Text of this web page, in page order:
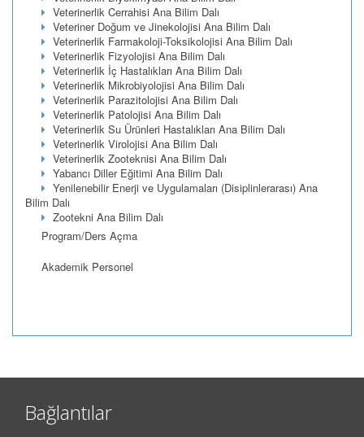
Veterinerlik Cerrahisi Ana Bilim Dalı
Veteriner Doğum ve Jinekolojisi Ana Bilim Dalı
Veterinerlik Farmakoloji-Toksikolojisi Ana Bilim Dalı
Veterinerlik Fizyolojisi Ana Bilim Dalı
Veterinerlik İç Hastalıkları Ana Bilim Dalı
Veterinerlik Mikrobiyolojisi Ana Bilim Dalı
Veterinerlik Parazitolojisi Ana Bilim Dalı
Veterinerlik Patolojisi Ana Bilim Dalı
Veterinerlik Su Ürünleri Hastalıkları Ana Bilim Dalı
Veterinerlik Virolojisi Ana Bilim Dalı
Veterinerlik Zooteknisi Ana Bilim Dalı
Yabancı Diller Eğitimi Ana Bilim Dalı
Yenilenebilir Enerji ve Uygulamaları (Disiplinlerarası) Ana
Bilim Dalı
Zootekni Ana Bilim Dalı
Program/Ders Açma
Akademik Personel
Bağlantılar